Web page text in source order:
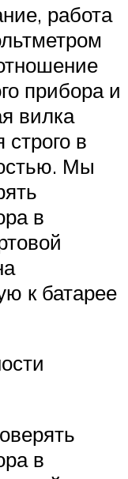
работа
прибора и
вилка
в
Мы
в
к батарее
в